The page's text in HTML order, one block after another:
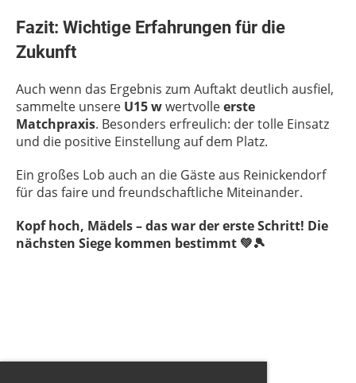
Fazit: Wichtige Erfahrungen für die
Zukunft
Auch wenn das Ergebnis zum Auftakt deutlich ausfiel,
sammelte unsere U15 wwertvolleerste
Matchpraxis. Besonders erfreulich: der tolle Einsatz
und die positive Einstellung auf dem Platz.
Ein großes Lob auch an die Gäste aus Reinickendorf
für das faire und freundschaftliche Miteinander.
Kopf hoch, Mädels – das war der erste Schritt! Die
nächsten Siege kommen bestimmt 💚🎾